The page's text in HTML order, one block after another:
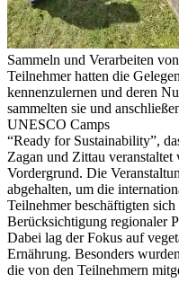
Sammeln und Verarbeiten
Teilnehmer hatten die
kennenzulernen und deren
sammelten sie und
UNESCO Camps
“Ready for Sustainability”,
Zagan und Zittau
Vordergrund. Die
abgehalten, um die
Teilnehmer beschäftigten
Berücksichtigung regionaler
Dabei lag der Fokus auf
Ernährung. Besonders
die von den Teilnehmern